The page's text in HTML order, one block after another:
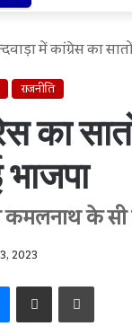
में कांग्रेस का
राजनीति
का
कमलनाथ के
2023
Messenger
Share Via EmailPrint